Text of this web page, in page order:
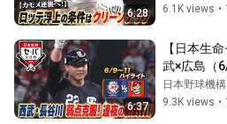
6:28
6.1K views •
6:37
【日本生
武×広島（
み！ハイ
日本野球機
9.3K views •